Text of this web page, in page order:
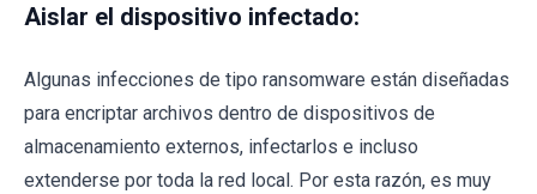
Aislar el dispositivo infectado:
Algunas infecciones de tipo ransomware están diseñadas
para encriptar archivos dentro de dispositivos de
almacenamiento externos, infectarlos e incluso
extenderse por toda la red local. Por esta razón, es muy